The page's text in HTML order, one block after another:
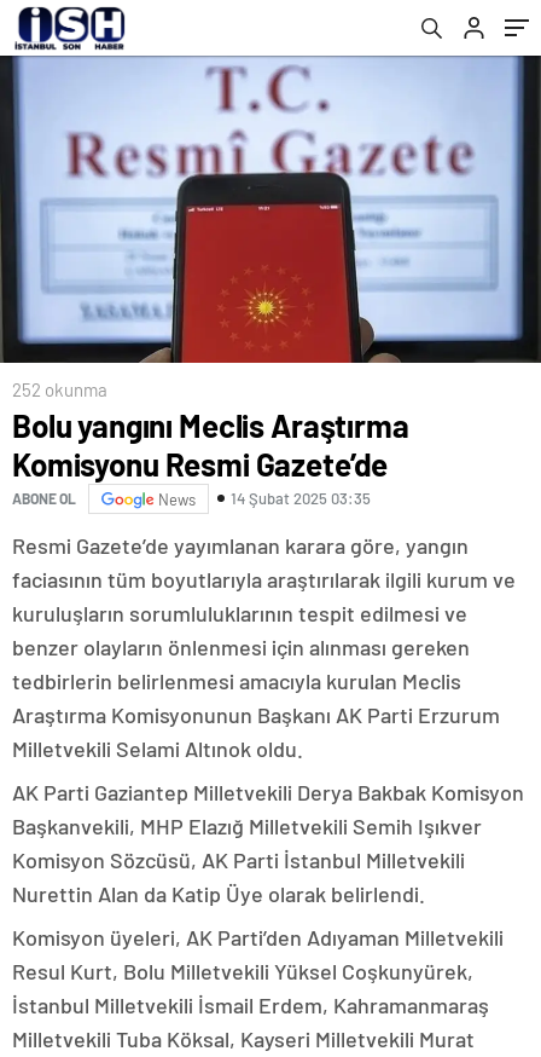
252 okunma
Bolu yangını Meclis Araştırma
Komisyonu Resmi Gazete’de
ABONE OL News 14 Şubat 2025 03:35
Resmi Gazete’de yayımlanan karara göre, yangın
faciasının tüm boyutlarıyla araştırılarak ilgili kurum ve
kuruluşların sorumluluklarının tespit edilmesi ve
benzer olayların önlenmesi için alınması gereken
tedbirlerin belirlenmesi amacıyla kurulan Meclis
Araştırma Komisyonunun Başkanı AK Parti Erzurum
Milletvekili Selami Altınok oldu.
AK Parti Gaziantep Milletvekili Derya Bakbak Komisyon
Başkanvekili, MHP Elazığ Milletvekili Semih Işıkver
Komisyon Sözcüsü, AK Parti İstanbul Milletvekili
Nurettin Alan da Katip Üye olarak belirlendi.
Komisyon üyeleri, AK Parti’den Adıyaman Milletvekili
Resul Kurt, Bolu Milletvekili Yüksel Coşkunyürek,
İstanbul Milletvekili İsmail Erdem, Kahramanmaraş
Milletvekili Tuba Köksal, Kayseri Milletvekili Murat